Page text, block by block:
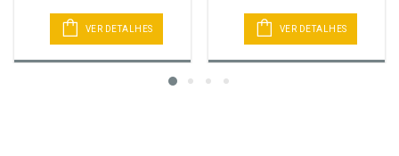
VER DETALHES VER DETALHES